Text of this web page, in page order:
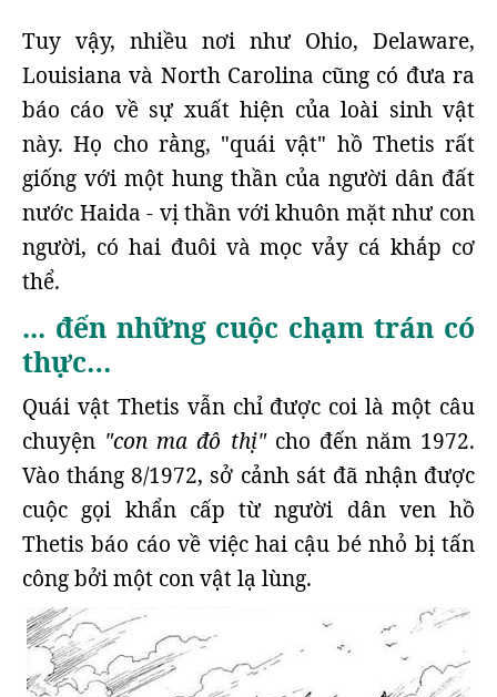
Tuy vậy, nhiều nơi như Ohio, Delaware,
Louisiana và North Carolina cũng có đưa ra
báo cáo về sự xuất hiện của loài sinh vật
này. Họ cho rằng, "quái vật" hồ Thetis rất
giống với một hung thần của người dân đất
nước Haida - vị thần với khuôn mặt như con
người, có hai đuôi và mọc vảy cá khắp cơ
thể.
... đến những cuộc chạm trán có
thực…
Quái vật Thetis vẫn chỉ được coi là một câu
chuyện "con ma đô thị"cho đến năm 1972.
Vào tháng 8/1972, sở cảnh sát đã nhận được
cuộc gọi khẩn cấp từ người dân ven hồ
Thetis báo cáo về việc hai cậu bé nhỏ bị tấn
công bởi một con vật lạ lùng.